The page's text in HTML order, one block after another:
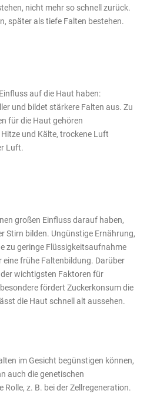
nicht mehr so schnell zurück.
später als tiefe Falten bestehen.
auf die Haut haben:
und bildet stärkere Falten aus. Zu
für die Haut gehören
und Kälte, trockene Luft
Luft.
großen Einfluss darauf haben,
Stirn bilden. Ungünstige Ernährung,
zu geringe Flüssigkeitsaufnahme
frühe Faltenbildung. Darüber
wichtigsten Faktoren für
fördert Zuckerkonsum die
die Haut schnell alt aussehen.
im Gesicht begünstigen können,
auch die genetischen
z. B. bei der Zellregeneration.